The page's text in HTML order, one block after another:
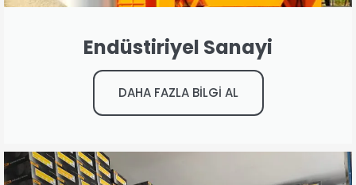
Endüstiriyel Sanayi
DAHA FAZLA BİLGİ AL